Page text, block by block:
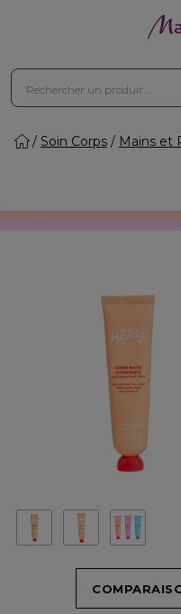
Soin Corps Mains et